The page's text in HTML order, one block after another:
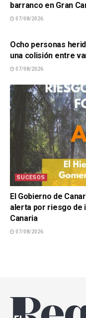
barranco en Gran
07/08/2026
Ocho personas
una colisión entre
07/08/2026
SUCESOS
El Gobierno de
alerta por riesgo de
Canaria
07/08/2026